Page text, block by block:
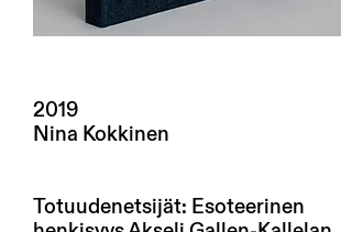
2019
Nina Kokkinen
Totuudenetsijät: Esoteerinen